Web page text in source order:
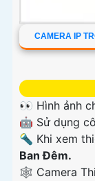
CAMERA IP
👀 Hình ảnh
🤖️ Sử dụng
🔦 Khi xem
Ban Ðêm.
🕸️ Camera